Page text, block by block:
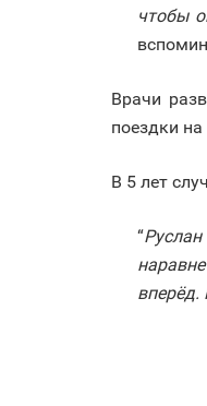
чтобы
Врачи
поездки
В 5 лет
“
вперёд.